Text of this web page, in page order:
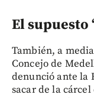
El supuesto
También, a
Concejo de
denunció ante la
sacar de la